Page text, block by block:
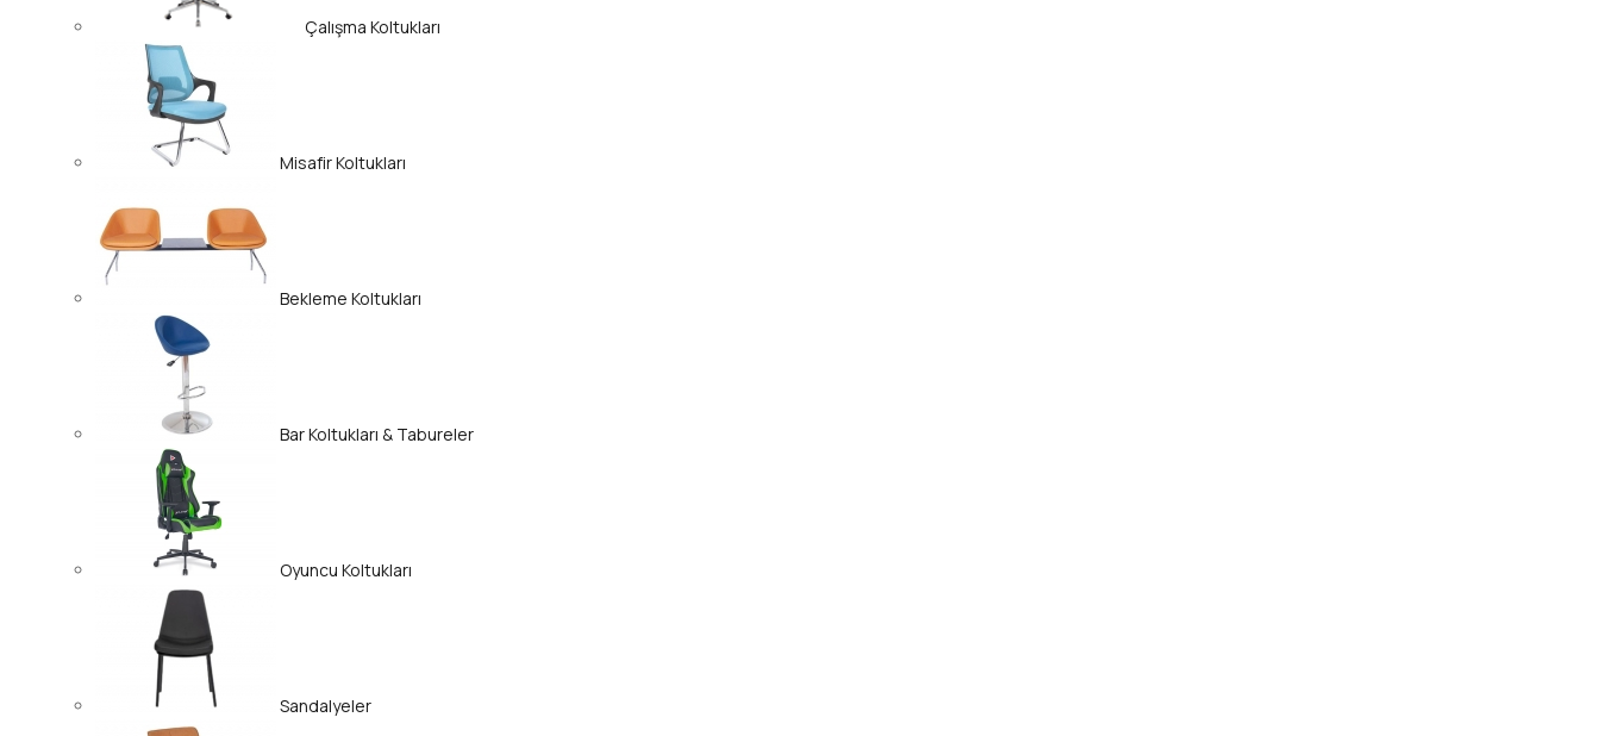
Çalışma Koltukları
Misafir Koltukları
Bekleme Koltukları
Bar Koltukları & Tabureler
Oyuncu Koltukları
Sandalyeler